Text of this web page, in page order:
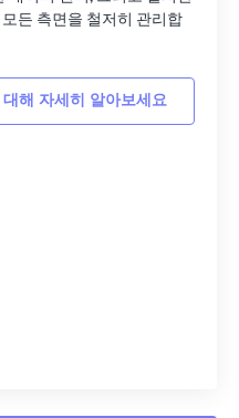
든 측면을 철저히 관리합
해 자세히 알아보세요